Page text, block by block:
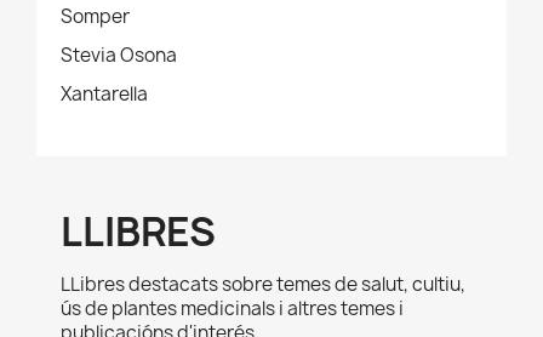
Somper
Stevia Osona
Xantarella
LLIBRES
LLibres destacats sobre temes de salut, cultiu,
ús de plantes medicinals i altres temes i